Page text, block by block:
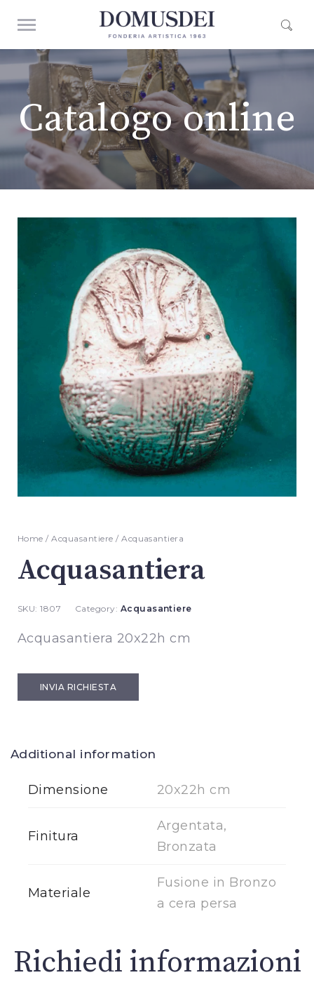
Catalogo online
Home /Acquasantiere / Acquasantiera
Acquasantiera
SKU:1807 Category: Acquasantiere
Acquasantiera 20x22h cm
INVIA RICHIESTA
Additional information
Dimensione 20x22h cm
Finitura
Argentata,
Bronzata
Materiale
Fusione in Bronzo
a cera persa
Richiedi informazioni